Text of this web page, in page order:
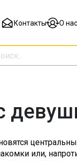
Контакты О нас
или,